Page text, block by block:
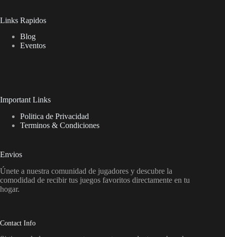
Links Rapidos
Blog
Eventos
Important Links
Politica de Privacidad
Terminos & Condiciones
Envios
Únete a nuestra comunidad de jugadores y descubre la
comodidad de recibir tus juegos favoritos directamente en tu
hogar.
Contact Info